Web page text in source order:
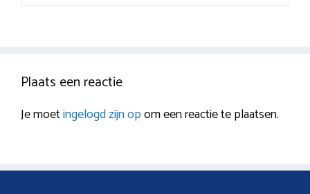
Plaats een reactie
Je moetingelogd zijn opom een reactie te plaatsen.